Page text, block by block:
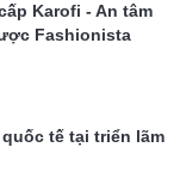
Karofi - An tâm
Fashionista
tế tại triển lãm